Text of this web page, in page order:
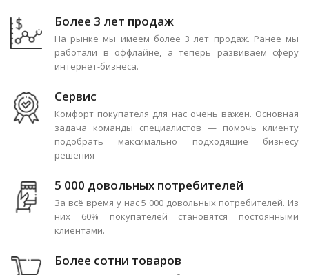
Более 3 лет продаж
На рынке мы имеем более 3 лет продаж. Ранее мы
работали в оффлайне, а теперь развиваем сферу
интернет-бизнеса.
Сервис
Комфорт покупателя для нас очень важен. Основная
задача команды специалистов — помочь клиенту
подобрать максимально подходящие бизнесу
решения
5 000 довольных потребителей
За всё время у нас 5 000 довольных потребителей. Из
них 60% покупателей становятся постоянными
клиентами.
Более сотни товаров